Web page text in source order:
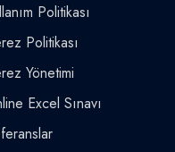
Politikası
Politikası
Yönetimi
Excel Sınavı